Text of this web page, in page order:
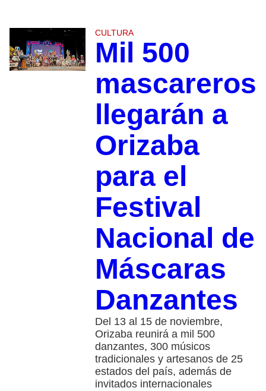
CULTURA
Mil 500
mascareros
llegarán a
Orizaba
para el
Festival
Nacional de
Máscaras
Danzantes
Del 13 al 15 de noviembre,
Orizaba reunirá a mil 500
danzantes, 300 músicos
tradicionales y artesanos de 25
estados del país, además de
invitados internacionales